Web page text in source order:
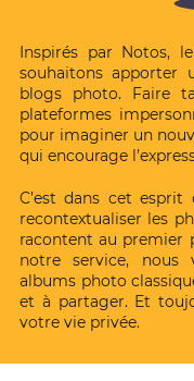
Inspirés par Notos,
souhaitons apporter
blogs photo. Faire
plateformes
pour imaginer un
qui encourage
C’est dans cet
recontextualiser les
racontent au premier
notre service, nous
albums photo
et à partager. Et
votre vie privée.